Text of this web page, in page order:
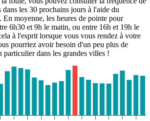
les 30 prochains jours à l'aide du
En moyenne, les heures de pointe pour
6h30 et 9h le matin, ou entre 16h et 19h le
à l'esprit lorsque vous vous rendez à votre
pourriez avoir besoin d'un peu plus de
particulier dans les grandes villes !